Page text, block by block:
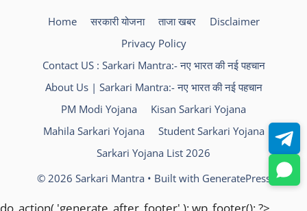
Home सरकारी योजना ताजा खबर
Disclaimer
Privacy Policy
Contact US : Sarkari Mantra:- नए भारत की नई पहचान
About Us | Sarkari Mantra:- नए भारत की नई पहचान
PM Modi Yojana
Kisan Sarkari Yojana
Mahila Sarkari Yojana
Student Sarkari Yojana
Sarkari Yojana List 2026
© 2026 Sarkari Mantra • Built with GeneratePress